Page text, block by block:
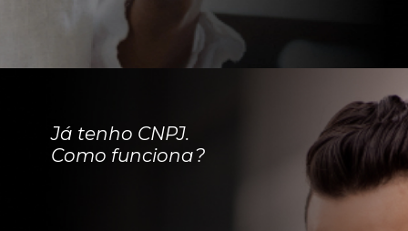
Já tenho CNPJ.
Como funciona?